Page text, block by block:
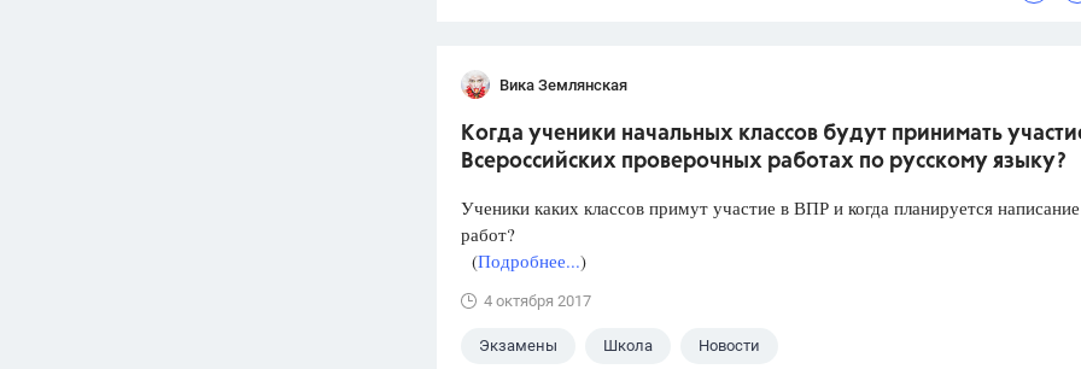
Вика Землянская
Когда ученики начальных классов будут принимать
Всероссийских проверочных работах по русскому языку?
Ученики каких классов примут участие в ВПР и когда планируется написание
работ?
(Подробнее...)
4 октября 2017
Экзамены Школа Новости